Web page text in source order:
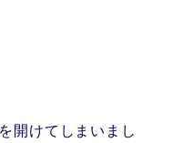
開けてしまいまし